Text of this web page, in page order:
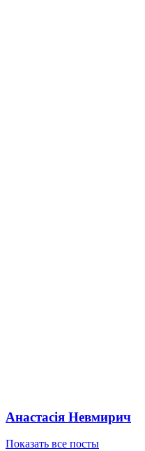
Анастасія Невмирич
Показать все посты